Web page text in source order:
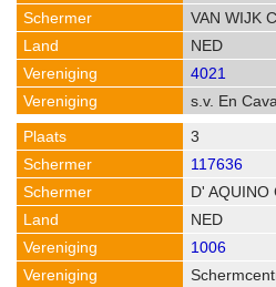
VAN WIJK
NED
4021
s.v. En
3
117636
D' AQUINO
NED
1006